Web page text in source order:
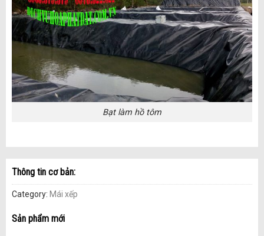
Bạt làm hồ tôm
Thông tin cơ bản:
Category: Mái xếp
Sản phẩm mới